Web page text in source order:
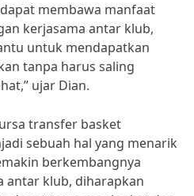
membawa manfaat
kerjasama antar klub,
untuk mendapatkan
tanpa harus saling
ujar Dian.
transfer basket
sebuah hal yang menarik
berkembangnya
antar klub, diharapkan